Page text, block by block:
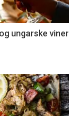
ungarske viner